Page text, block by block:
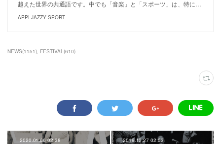
越えた世界の共通語です。中でも「音楽」と「スポーツ」は、特に…
APPI JAZZY SPORT
NEWS(1151) FESTIVAL(610)
2020.01.06 02:38 2019.12.27 02:53